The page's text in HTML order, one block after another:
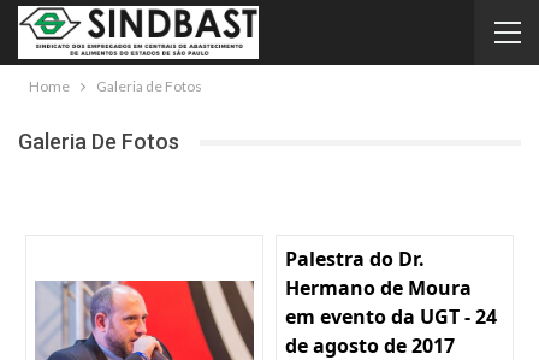
Home Galeria de Fotos
Galeria De Fotos
Palestra do Dr.
Hermano de Moura
em evento da UGT - 24
de agosto de 2017